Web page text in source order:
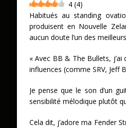
4 (4)
Habitués au standing
produisent en Nouvelle
aucun doute l’un des
« Avec BB & The Bullets,
influences (comme SRV, Jeff
Je pense que le son d’un
sensibilité mélodique plutôt
Cela dit, j’adore ma Fender